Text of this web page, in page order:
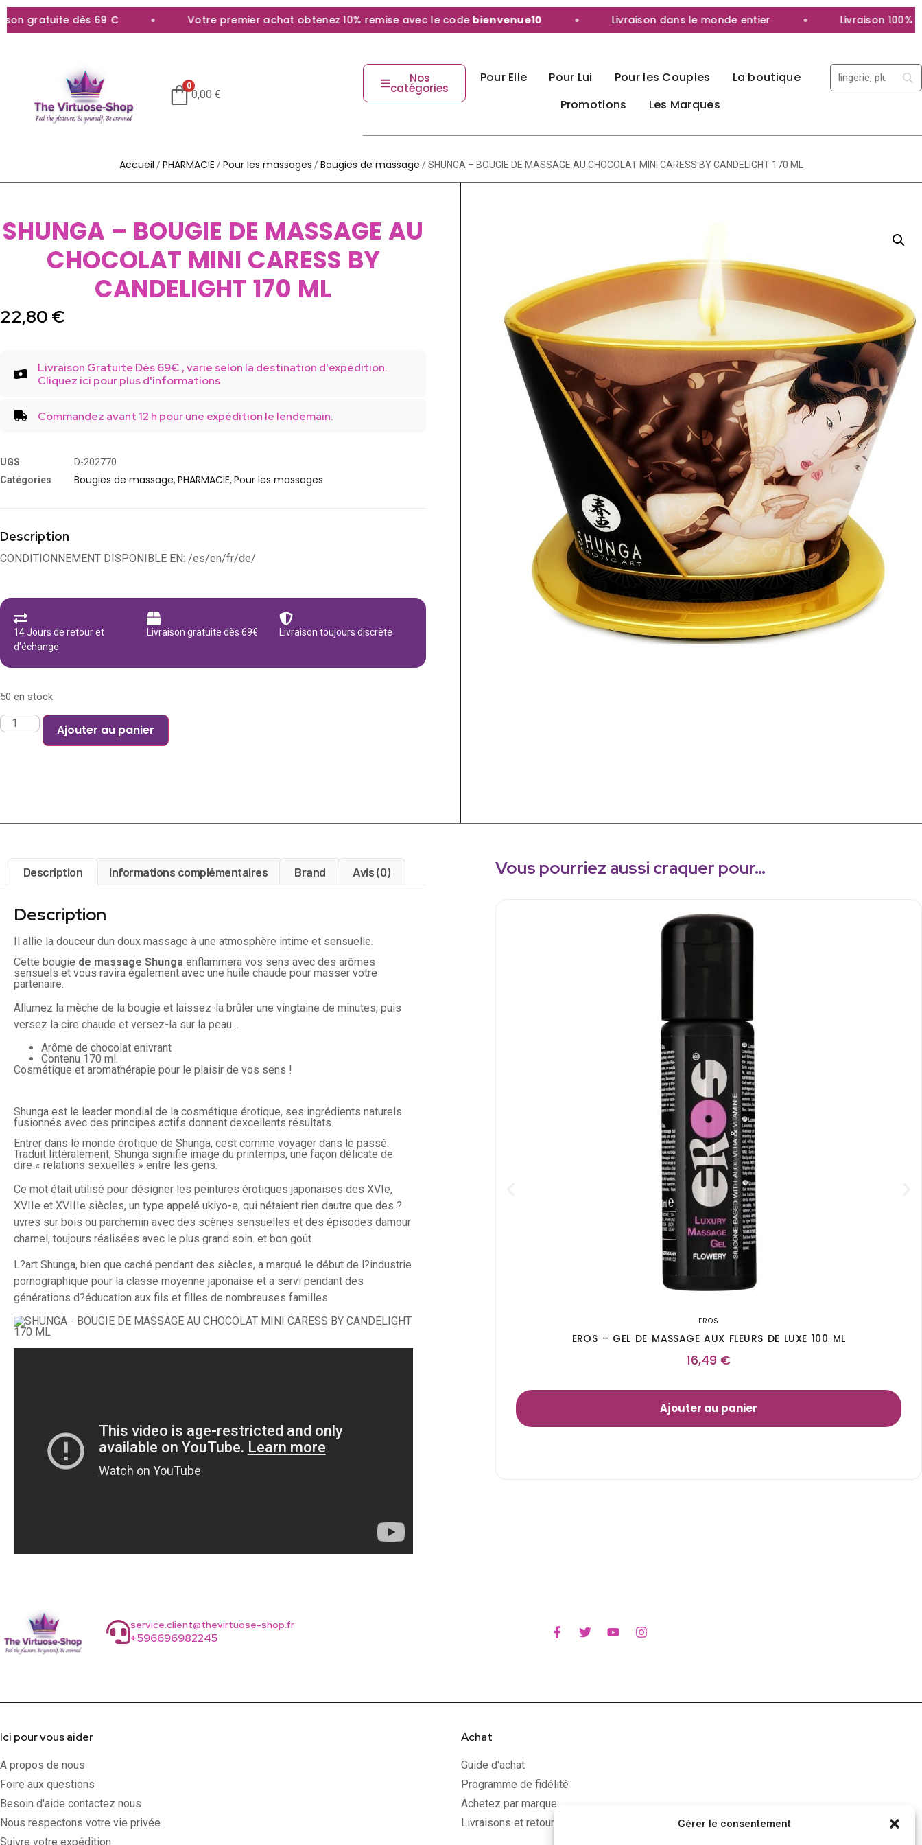
Gérer le consentement
gratuite dès 69 € Votre premier achat obtenez 10% remise avec le code bienvenue10 Livraison dans le monde entier Livraison 100%
0
0,00€
Nos
catégories
Pour Elle Pour Lui Pour les Couples
La boutique
Promotions
Les Marques
Accueil /PHARMACIE /Pour les massages /Bougies de massage / SHUNGA – BOUGIE DE MASSAGE AU CHOCOLAT MINI CARESS BY CANDELIGHT 170 ML
SHUNGA – BOUGIE DE MASSAGE AU
CHOCOLAT MINI CARESS BY
CANDELIGHT 170 ML
22,80 €
Livraison Gratuite Dès 69€ , varie selon la destination d'expédition.
Cliquez ici pour plus d'informations
Commandez avant 12 h pour une expédition le lendemain.
UGS
D-202770
Catégories
Bougies de massage, PHARMACIE, Pour les massages
Description
CONDITIONNEMENT DISPONIBLE EN: /es/en/fr/de/
14 Jours de retour et
d'échange
Livraison gratuite dès 69€ Livraison toujours discrète
50 en stock
Ajouter au panier
Description Informations complémentaires Brand Avis (0)
Description
Il allie la douceur dun doux massage à une atmosphère intime et sensuelle.
Cette bougie de massage Shunga enflammera vos sens avec des arômes
sensuels et vous ravira également avec une huile chaude pour masser votre
partenaire.
Allumez la mèche de la bougie et laissez-la brûler une vingtaine de minutes, puis
versez la cire chaude et versez-la sur la peau…
Arôme de chocolat enivrant
Contenu 170 ml.
Cosmétique et aromathérapie pour le plaisir de vos sens !
Shunga est le leader mondial de la cosmétique érotique, ses ingrédients naturels
fusionnés avec des principes actifs donnent dexcellents résultats.
Entrer dans le monde érotique de Shunga, cest comme voyager dans le passé.
Traduit littéralement, Shunga signifie image du printemps, une façon délicate de
dire « relations sexuelles » entre les gens.
Ce mot était utilisé pour désigner les peintures érotiques japonaises des XVIe,
XVIIe et XVIIIe siècles, un type appelé ukiyo-e, qui nétaient rien dautre que des ?
uvres sur bois ou parchemin avec des scènes sensuelles et des épisodes damour
charnel, toujours réalisées avec le plus grand soin. et bon goût.
L?art Shunga, bien que caché pendant des siècles, a marqué le début de l?industrie
pornographique pour la classe moyenne japonaise et a servi pendant des
générations d?éducation aux fils et filles de nombreuses familles.
Vous pourriez aussi craquer pour…
EROS
EROS – GEL DE MASSAGE AUX FLEURS DE LUXE 100 ML
16,49 €
Ajouter au panier
service.client@thevirtuose-shop.fr
+596696982245
Ici pour vous aider
A propos de nous
Foire aux questions
Besoin d'aide contactez nous
Nous respectons votre vie privée
Suivre votre expédition
Achat
Guide d'achat
Programme de fidélité
Achetez par marque
Livraisons et retours